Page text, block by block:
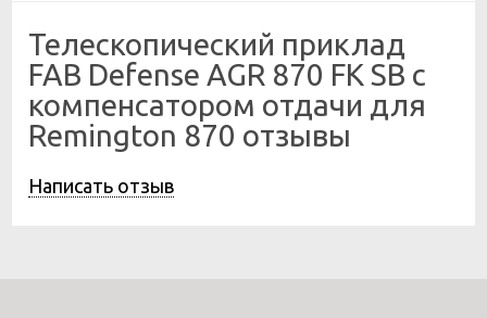
Телескопический приклад
FAB Defense AGR 870 FK SB с
компенсатором отдачи для
Remington 870 отзывы
Написать отзыв